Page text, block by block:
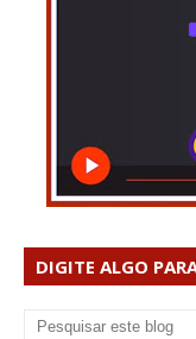
DIGITE ALGO